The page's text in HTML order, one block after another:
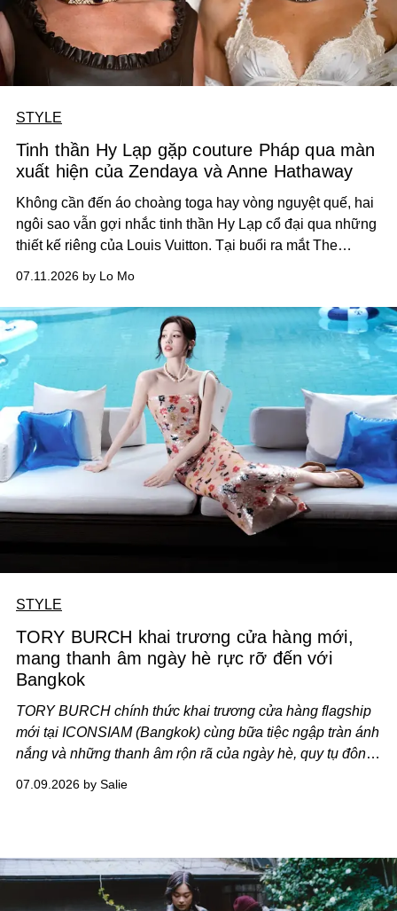
STYLE
Tinh thần Hy Lạp gặp couture Pháp qua màn
xuất hiện của Zendaya và Anne Hathaway
Không cần đến áo choàng toga hay vòng nguyệt quế, hai
ngôi sao vẫn gợi nhắc tinh thần Hy Lạp cổ đại qua những
thiết kế riêng của Louis Vuitton. Tại buổi ra mắt The
nơi những nếp gấp, đường cắt và chất liệu kể lại sử thi
bằng ngôn ngữ couture.
07.11.2026 by Lo Mo
STYLE
TORY BURCH khai trương cửa hàng mới,
mang thanh âm ngày hè rực rỡ đến với
Bangkok
TORY BURCH chính thức khai trương cửa hàng flagship
mới tại ICONSIAM (Bangkok) cùng bữa tiệc ngập tràn ánh
nắng và những thanh âm rộn rã của ngày hè, quy tụ đông
07.09.2026 by Salie